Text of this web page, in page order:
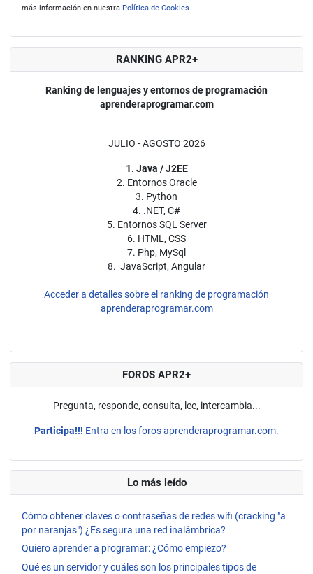
más información en nuestra Política de Cookies.
RANKING APR2+
Ranking de lenguajes y entornos de programación
aprenderaprogramar.com
JULIO - AGOSTO 2026
1. Java / J2EE
2. Entornos Oracle
3. Python
4. .NET, C#
5. Entornos SQL Server
6. HTML, CSS
7. Php, MySql
8. JavaScript, Angular
Acceder a detalles sobre el ranking de programación
aprenderaprogramar.com
FOROS APR2+
Pregunta, responde, consulta, lee, intercambia...
Participa!!! Entra en los foros aprenderaprogramar.com.
Lo más leído
Cómo obtener claves o contraseñas de redes wifi (cracking "a
por naranjas") ¿Es segura una red inalámbrica?
Quiero aprender a programar: ¿Cómo empiezo?
Qué es un servidor y cuáles son los principales tipos de